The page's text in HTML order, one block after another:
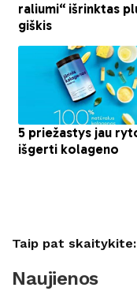
Taip pat skaitykite:
Naujienos